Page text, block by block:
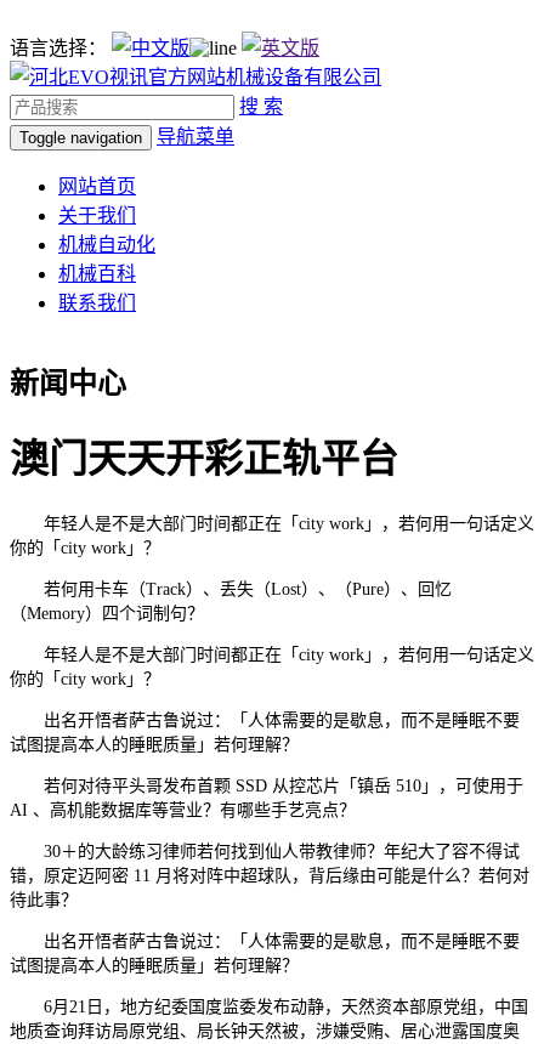
语言选择：
搜 索
Toggle navigation 导航菜单
网站首页
关于我们
机械自动化
机械百科
联系我们
新闻中心
澳门天天开彩正轨平台
年轻人是不是大部门时间都正在「city work」，若何用一句话定义
你的「city work」？
若何用卡车（Track）、丢失（Lost）、（Pure）、回忆
（Memory）四个词制句？
年轻人是不是大部门时间都正在「city work」，若何用一句话定义
你的「city work」？
出名开悟者萨古鲁说过：「人体需要的是歇息，而不是睡眠不要
试图提高本人的睡眠质量」若何理解？
若何对待平头哥发布首颗 SSD 从控芯片「镇岳 510」，可使用于
AI 、高机能数据库等营业？有哪些手艺亮点？
30＋的大龄练习律师若何找到仙人带教律师？年纪大了容不得试
错，原定迈阿密 11 月将对阵中超球队，背后缘由可能是什么？若何对
待此事？
出名开悟者萨古鲁说过：「人体需要的是歇息，而不是睡眠不要
试图提高本人的睡眠质量」若何理解？
6月21日，地方纪委国度监委发布动静，天然资本部原党组，中国
地质查询拜访局原党组、局长钟天然被，涉嫌受贿、居心泄露国度奥